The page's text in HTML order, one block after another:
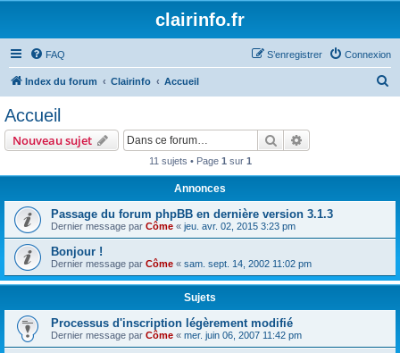
clairinfo.fr
FAQ Connexion
S’enregistrer
Index du forum Clairinfo Accueil
r
Accueil
Nouveau sujet Rechercher
11 sujets • Page 1 sur 1
Annonces
Passage du forum phpBB en dernière version 3.1.3
Dernier message par Côme « jeu. avr. 02, 2015 3:23 pm
Bonjour !
Dernier message par Côme « sam. sept. 14, 2002 11:02 pm
Sujets
Processus d'inscription légèrement modifié
Dernier message par Côme « mer. juin 06, 2007 11:42 pm